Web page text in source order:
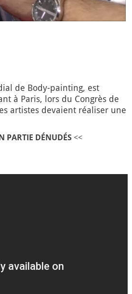
de Body-painting, est
à Paris, lors du Congrès de
artistes devaient réaliser une
PARTIE DÉNUDÉS <<